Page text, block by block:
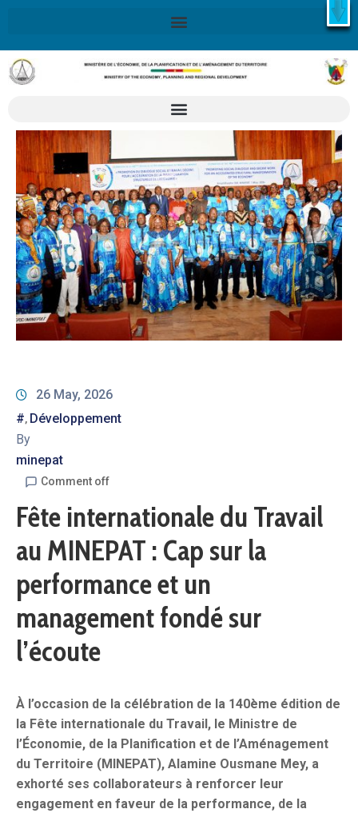
X
Retrouvez ici la Stratégie Nationale de Développement 2020-
2030SND30
En savoir plus
26 May, 2026
#‚ Développement
By
minepat
Comment off
Fête internationale du Travail
au MINEPAT : Cap sur la
performance et un
management fondé sur
l’écoute
À l’occasion de la célébration de la 140ème édition de
la Fête internationale du Travail, le Ministre de
l’Économie, de la Planification et de l’Aménagement
du Territoire (MINEPAT), Alamine Ousmane Mey, a
exhorté ses collaborateurs à renforcer leur
engagement en faveur de la performance, de la